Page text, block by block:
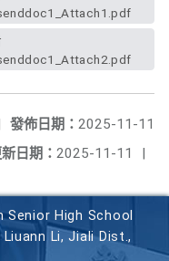
發佈日期： 2025-11-11
日期： 2025-11-11 |
Senior High School
Liuann Li, Jiali Dist.,